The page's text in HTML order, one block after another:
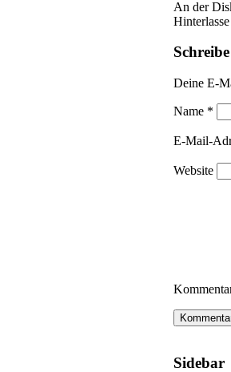
An der
Deine E-
Name *
E-Mail-
Website
Sidebar